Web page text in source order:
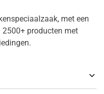
met een
producten met